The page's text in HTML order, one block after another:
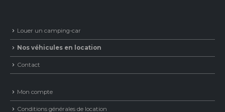
Louer un camping-car
Nos véhicules en location
Contact
Mon compte
Conditions générales de location